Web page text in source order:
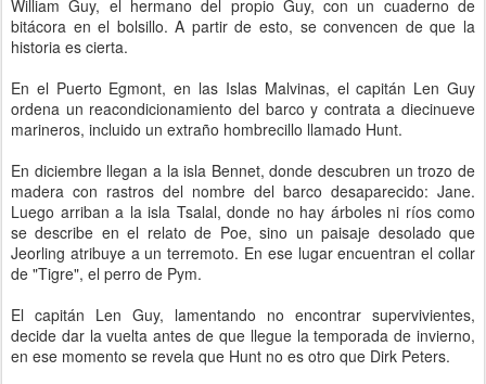
William Guy, el hermano del propio Guy, con un cuaderno de
bitácora en el bolsillo. A partir de esto, se convencen de que la
historia es cierta.
En el Puerto Egmont, en las Islas Malvinas, el capitán Len Guy
ordena un reacondicionamiento del barco y contrata a diecinueve
marineros, incluido un extraño hombrecillo llamado Hunt.
En diciembre llegan a la isla Bennet, donde descubren un trozo de
madera con rastros del nombre del barco desaparecido: Jane.
Luego arriban a la isla Tsalal, donde no hay árboles ni ríos como
se describe en el relato de Poe, sino un paisaje desolado que
Jeorling atribuye a un terremoto. En ese lugar encuentran el collar
de "Tigre", el perro de Pym.
El capitán Len Guy, lamentando no encontrar supervivientes,
decide dar la vuelta antes de que llegue la temporada de invierno,
en ese momento se revela que Hunt no es otro que Dirk Peters.